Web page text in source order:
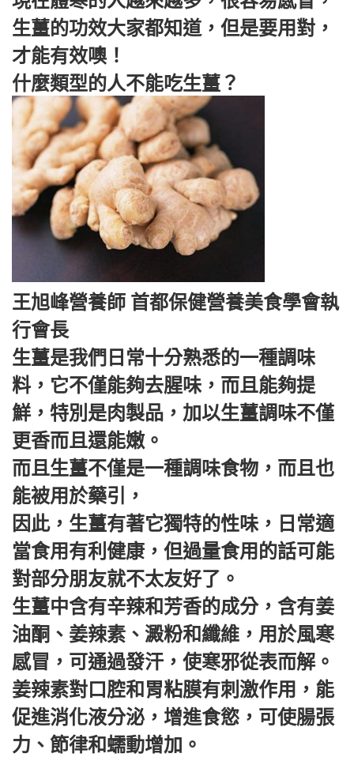
生薑的功效大家都知道，但是要用對，
才能有效噢！
什麼類型的人不能吃生薑？
王旭峰營養師 首都保健營養美食學會執
行會長
生薑是我們日常十分熟悉的一種調味
料，它不僅能夠去腥味，而且能夠提
鮮，特別是肉製品，加以生薑調味不僅
更香而且還能嫩。
而且生薑不僅是一種調味食物，而且也
能被用於藥引，
因此，生薑有著它獨特的性味，日常適
當食用有利健康，但過量食用的話可能
對部分朋友就不太友好了。
生薑中含有辛辣和芳香的成分，含有姜
油酮、姜辣素、澱粉和纖維，用於風寒
感冒，可通過發汗，使寒邪從表而解。
姜辣素對口腔和胃粘膜有刺激作用，能
促進消化液分泌，增進食慾，可使腸張
力、節律和蠕動增加。